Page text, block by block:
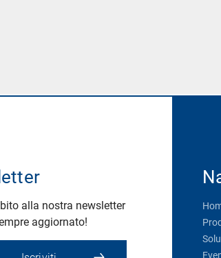
alla nostra newsletter
aggiornato!